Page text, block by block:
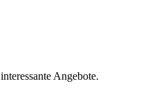
Angebote.